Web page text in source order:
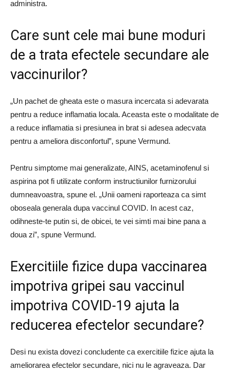
administra.
Care sunt cele mai bune moduri
de a trata efectele secundare ale
vaccinurilor?
„Un pachet de gheata este o masura incercata si adevarata
pentru a reduce inflamatia locala. Aceasta este o modalitate de
a reduce inflamatia si presiunea in brat si adesea adecvata
pentru a ameliora disconfortul”, spune Vermund.
Pentru simptome mai generalizate, AINS, acetaminofenul si
aspirina pot fi utilizate conform instructiunilor furnizorului
dumneavoastra, spune el. „Unii oameni raporteaza ca simt
oboseala generala dupa vaccinul COVID. In acest caz,
odihneste-te putin si, de obicei, te vei simti mai bine pana a
doua zi”, spune Vermund.
Exercitiile fizice dupa vaccinarea
impotriva gripei sau vaccinul
impotriva COVID-19 ajuta la
reducerea efectelor secundare?
Desi nu exista dovezi concludente ca exercitiile fizice ajuta la
ameliorarea efectelor secundare, nici nu le agraveaza. Dar